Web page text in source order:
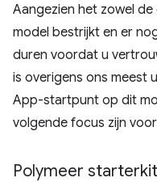
Aangezien het zowel
model bestrijkt en er
duren voordat u
is overigens ons meest
App-startpunt op dit
volgende focus zijn
Polymeer starterkit